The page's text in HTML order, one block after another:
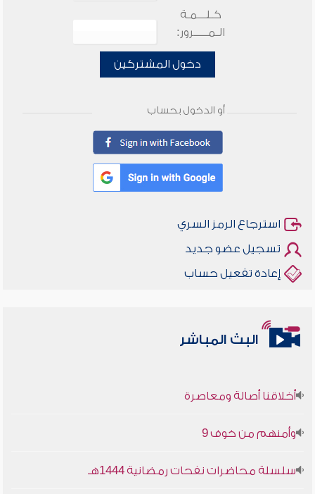
كـلـــمـة
الـمـــــرور:
دخول المشتركين
أو الدخول بحساب
استرجاع الرمز السري
تسجيل عضو جديد
إعادة تفعيل حساب
البث المباشر
أخلاقنا أصالة ومعاصرة
وأمنهم من خوف 9